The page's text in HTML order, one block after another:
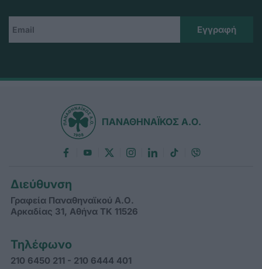
ΠΑΝΑΘΗΝΑΪΚΟΣ Α.Ο.
Διεύθυνση
Γραφεία Παναθηναϊκού Α.Ο.
Αρκαδίας 31, Αθήνα ΤΚ 11526
Τηλέφωνο
210 6450 211 - 210 6444 401